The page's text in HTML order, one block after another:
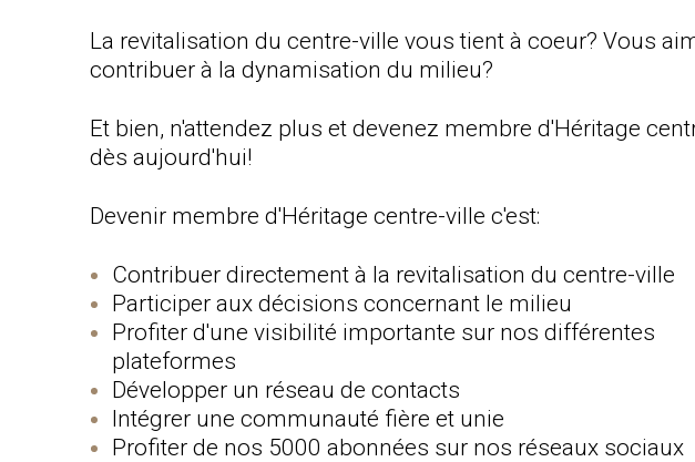
La revitalisation du centre-ville vous tient à coeur? Vous
contribuer à la dynamisation du milieu?
Et bien, n'attendez plus et devenez membre d'Héritage
dès aujourd'hui!
Devenir membre d'Héritage centre-ville c'est:
Contribuer directement à la revitalisation du centre-ville
Participer aux décisions concernant le milieu
Profiter d'une visibilité importante sur nos différentes
plateformes
Développer un réseau de contacts
Intégrer une communauté fière et unie
Profiter de nos 5000 abonnées sur nos réseaux sociaux